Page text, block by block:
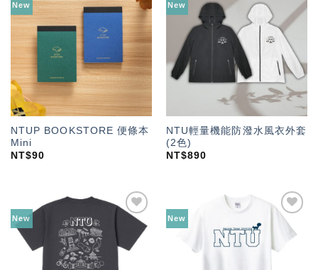
New
加入
單」
NTUP BOOKSTORE 便條本
Mini
NT$90
New
加入
「願
望輕
單」
NTU輕量機能防潑水風衣外套
(2色)
NT$890
New
加入
「願
望輕
單」
New
加入
「願